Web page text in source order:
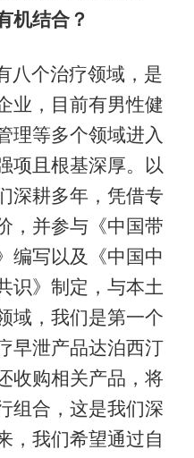
机结合？
八个治疗领域，是
业，目前有男性健
理等多个领域进入
项且根基深厚。以
深耕多年，凭借专
，并参与《中国带
编写以及《中国中
识》制定，与本土
域，我们是第一个
早泄产品达泊西汀
收购相关产品，将
组合，这是我们深
，我们希望通过自